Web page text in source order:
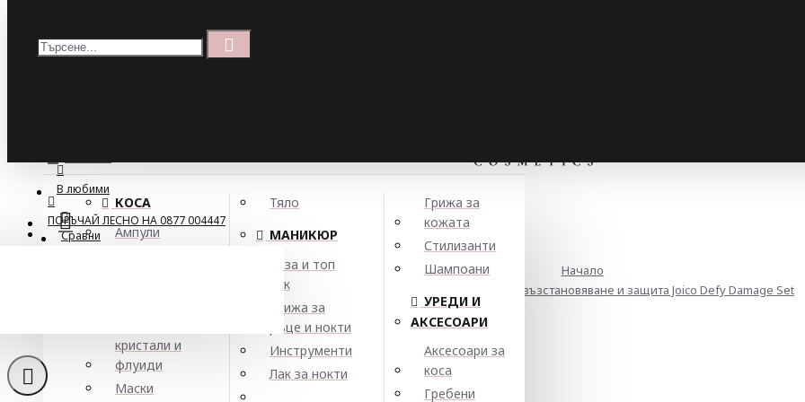
Кошница
В любими
Сравни
КОСА
Ампули
кристали и
флуиди
Маски
Тяло
МАНИКЮР
База и топ
лак
Грижа за
ръце и нокти
Инструменти
Лак за нокти
Грижа за
кожата
Стилизанти
Шампоани
УРЕДИ И
АКСЕСОАРИ
Аксесоари за
коса
Гребени
ПОРЪЧАЙ ЛЕСНО НА 0877 004447
Начало
Лимитиран комплект за възстановяване и защита Joico Defy Damage Set